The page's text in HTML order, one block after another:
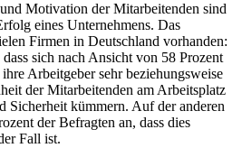
Motivation der Mitarbeitenden sind
eines Unternehmens. Das
Firmen in Deutschland vorhanden:
sich nach Ansicht von 58 Prozent
Arbeitgeber sehr beziehungsweise
der Mitarbeitenden am Arbeitsplatz
Sicherheit kümmern. Auf der anderen
der Befragten an, dass dies
Fall ist.